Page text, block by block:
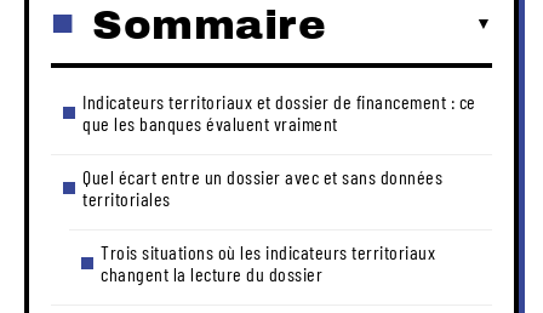
Sommaire
Indicateurs territoriaux et dossier de financement : ce
que les banques évaluent vraiment
Quel écart entre un dossier avec et sans données
territoriales
Trois situations où les indicateurs territoriaux
changent la lecture du dossier